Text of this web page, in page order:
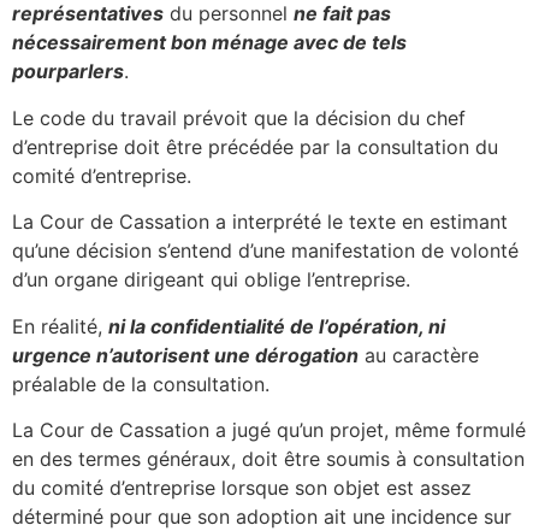
représentatives du personnel ne fait pas
nécessairement bon ménage avec de tels
pourparlers.
Le code du travail prévoit que la décision du chef
d’entreprise doit être précédée par la consultation du
comité d’entreprise.
La Cour de Cassation a interprété le texte en estimant
qu’une décision s’entend d’une manifestation de volonté
d’un organe dirigeant qui oblige l’entreprise.
En réalité, ni la confidentialité de l’opération, ni
urgence n’autorisent une dérogation au caractère
préalable de la consultation.
La Cour de Cassation a jugé qu’un projet, même formulé
en des termes généraux, doit être soumis à consultation
du comité d’entreprise lorsque son objet est assez
déterminé pour que son adoption ait une incidence sur